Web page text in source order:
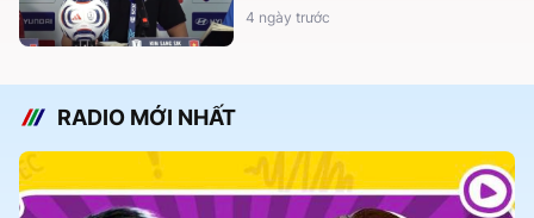
4 ngày trước
RADIO MỚI NHẤT